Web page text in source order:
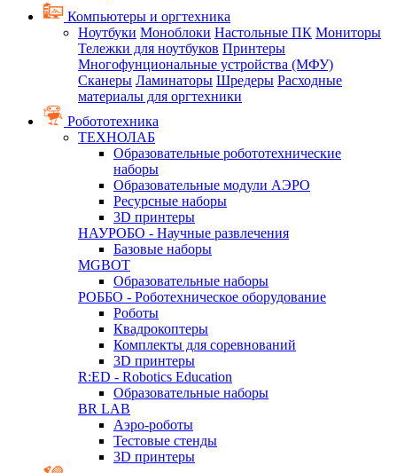
Компьютеры и оргтехника
Ноутбуки Моноблоки Настольные ПК Мониторы
Тележки для ноутбуков Принтеры
Многофунциональные устройства (МФУ)
Сканеры Ламинаторы Шредеры Расходные
материалы для оргтехники
Робототехника
ТЕХНОЛАБ
Образовательные робототехнические
наборы
Образовательные модули АЭРО
Ресурсные наборы
3D принтеры
НАУРОБО - Научные развлечения
Базовые наборы
MGBOT
Образовательные наборы
РОББО - Роботехническое оборудование
Роботы
Квадрокоптеры
Комплекты для соревнований
3D принтеры
R:ED - Robotics Education
Образовательные наборы
BR LAB
Аэро-роботы
Тестовые стенды
3D принтеры